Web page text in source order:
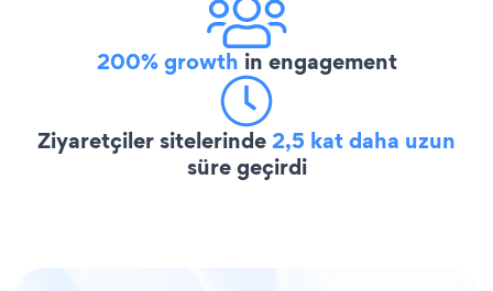
200% growth in engagement
Ziyaretçiler sitelerinde2,5 kat daha uzun
süre geçirdi